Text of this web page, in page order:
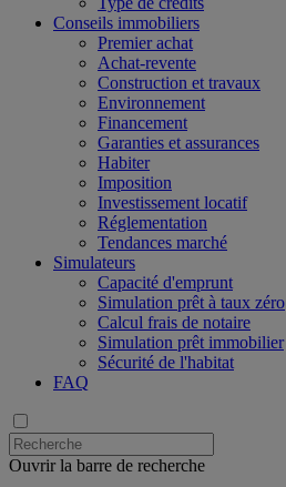
Conseils immobiliers
Premier achat
Achat-revente
Construction et travaux
Environnement
Financement
Garanties et assurances
Habiter
Imposition
Investissement locatif
Réglementation
Tendances marché
Simulateurs
Capacité d'emprunt
Simulation prêt à taux zéro
Calcul frais de notaire
Simulation prêt immobilier
Sécurité de l'habitat
FAQ
Ouvrir la barre de recherche